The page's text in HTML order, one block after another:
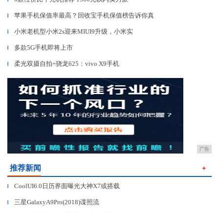
▎ 苹果手机保值率最高？回收宝手机保值榜告诉你真
▎ 小米老机型小米2s迎来MIUI9升级，小米实
▎ 多款5G手机即将上市
▎ 柔光双摄自拍+骁龙625：vivo X9手机
广告
推荐新闻 ＋
▎ CoolUI6.0日历界面曝光大神X7或搭载
▎ 三星GalaxyA9Pro(2018)谍照流